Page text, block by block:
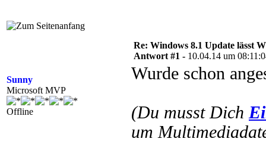
Sunny
Microsoft MVP
Offline
Re: Windows 8.1 Update lässt
Antwort #1 - 10.04.14 um
Wurde schon
(Du musst Dich
um